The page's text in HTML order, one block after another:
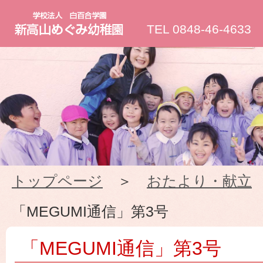
新
高
山
め
ぐ
み
幼
TEL 0848-46-4633
トップページ ＞ おたより・献立
「MEGUMI通信」第3号
「MEGUMI通信」第3号